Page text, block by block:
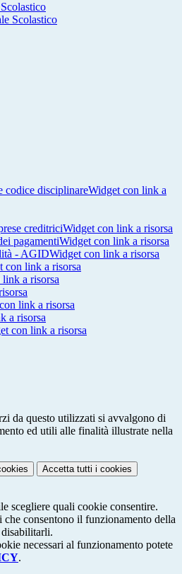
Widget con link a
Widget con link a risorsa
Widget con link a risorsa
Widget con link a risorsa
con link a risorsa
a risorsa
link a risorsa
a risorsa
con link a risorsa
da questo utilizzati si avvalgono di
ed utili alle finalità illustrate nella
Accetta tutti i cookies
scegliere quali cookie consentire.
consentono il funzionamento della
necessari al funzionamento potete
.